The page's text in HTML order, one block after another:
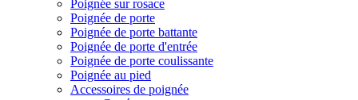
Poignée sur rosace
Poignée de porte
Poignée de porte battante
Poignée de porte d'entrée
Poignée de porte coulissante
Poignée au pied
Accessoires de poignée